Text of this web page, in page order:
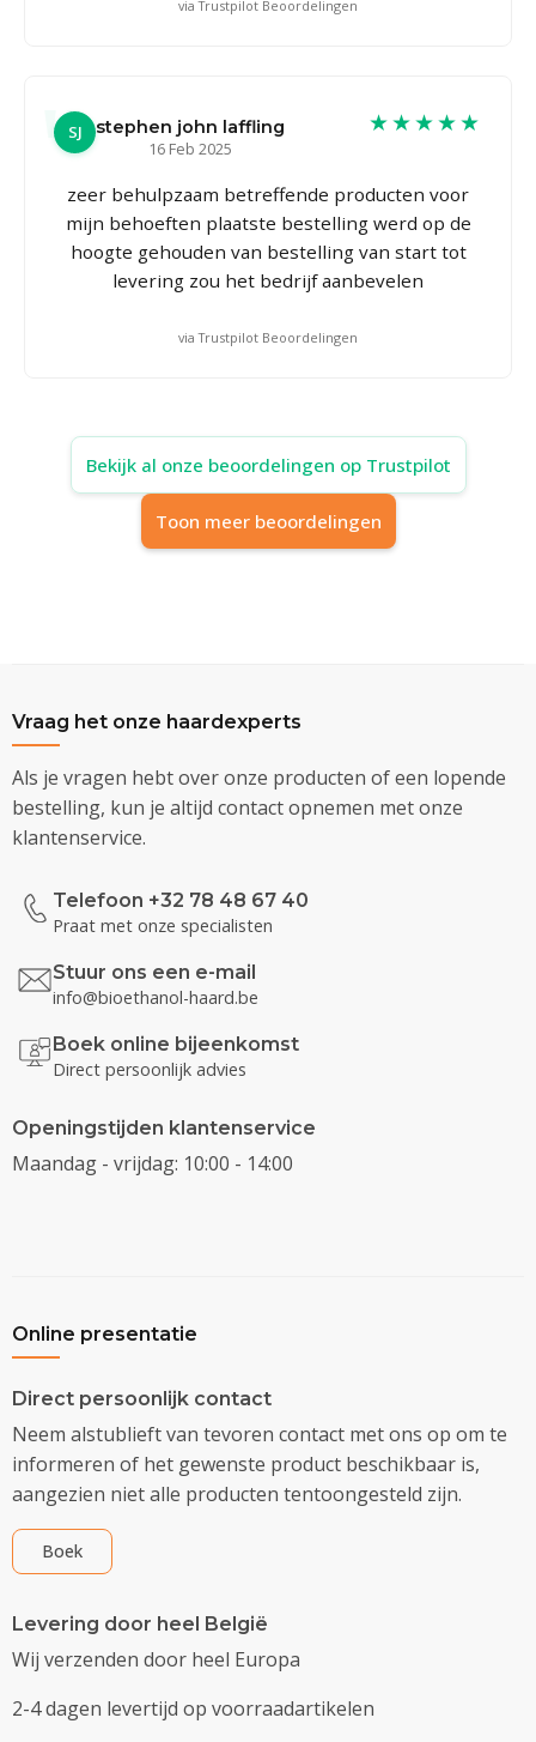
via Trustpilot Beoordelingen
SJ
stephen john laffling
16 Feb 2025
★★★★★
zeer behulpzaam betreffende producten voor
mijn behoeften plaatste bestelling werd op de
hoogte gehouden van bestelling van start tot
levering zou het bedrijf aanbevelen
via Trustpilot Beoordelingen
Bekijk al onze beoordelingen op Trustpilot
Toon meer beoordelingen
Vraag het onze haardexperts
Als je vragen hebt over onze producten of een lopende
bestelling, kun je altijd contact opnemen met onze
klantenservice.
Telefoon +32 78 48 67 40
Praat met onze specialisten
Stuur ons een e-mail
info@bioethanol-haard.be
Boek online bijeenkomst
Direct persoonlijk advies
Openingstijden klantenservice
Maandag - vrijdag: 10:00 - 14:00
Online presentatie
Direct persoonlijk contact
Neem alstublieft van tevoren contact met ons op om te
informeren of het gewenste product beschikbaar is,
aangezien niet alle producten tentoongesteld zijn.
Boek
Levering door heel België
Wij verzenden door heel Europa
2-4 dagen levertijd op voorraadartikelen